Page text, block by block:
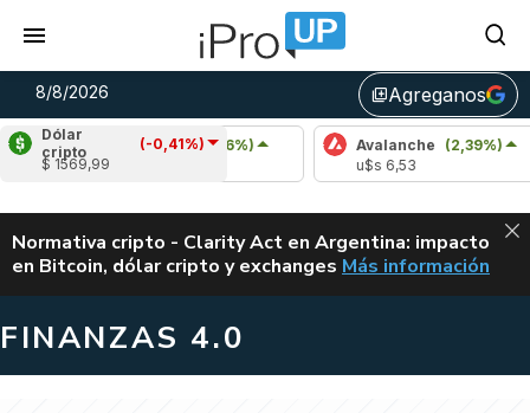
8/8/2026 library_addAgreganos
Dólar
cripto
(-0,41%)
$ 1569,99
Cardano
(0,76%)
u$s 0,20
Avalanche (2,39%)
u$s 6,53
ALERTA
Normativa cripto - Clarity Act en Argentina: impacto
en Bitcoin, dólar cripto y exchanges CLARITY ACT EN
Más información
FINANZAS 4.0